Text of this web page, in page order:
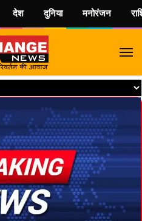
देश दुनिया मनोरंजन